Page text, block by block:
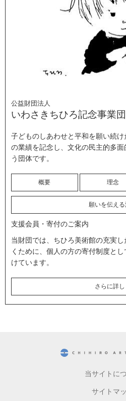
公益財団法人
いわさきちひろ記念事業
子どものしあわせと平和を願い続
の業績を記念し、文化の民主的多
う団体です。
概要 理念
願いを伝え
支援会員・寄付のご案内
当財団では、ちひろ美術館の充実
くために、個人の方の寄付制度と
けています。
さらに詳し
当サイトに
サイトマ